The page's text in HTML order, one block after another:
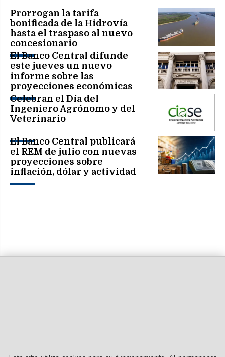
Prorrogan la tarifa
bonificada de la Hidrovía
hasta el traspaso al nuevo
concesionario
El Banco Central difunde
este jueves un nuevo
informe sobre las
proyecciones económicas
del mercado
Celebran el Día del
Ingeniero Agrónomo y del
Veterinario
El Banco Central publicará
el REM de julio con nuevas
proyecciones sobre
inflación, dólar y actividad
económica